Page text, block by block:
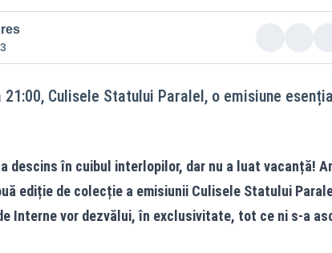
Culisele Statului Paralel, o emisiune
descins în cuibul interlopilor, dar nu a luat vacanță!
ediție de colecție a emisiunii Culisele Statului
Interne vor dezvălui, în exclusivitate, tot ce ni s-a